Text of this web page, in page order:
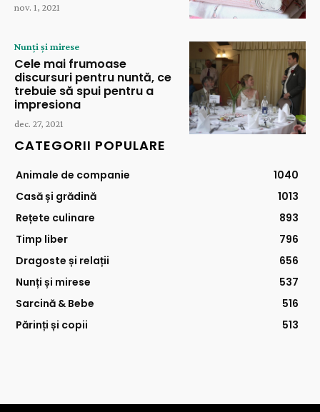
nov. 1, 2021
Nunți și mirese
Cele mai frumoase
discursuri pentru nuntă, ce
trebuie să spui pentru a
impresiona
dec. 27, 2021
CATEGORII POPULARE
Animale de companie
1040
Casă și grădină
1013
Rețete culinare
893
Timp liber
796
Dragoste și relații
656
Nunți și mirese
537
Sarcină & Bebe
516
Părinți și copii
513